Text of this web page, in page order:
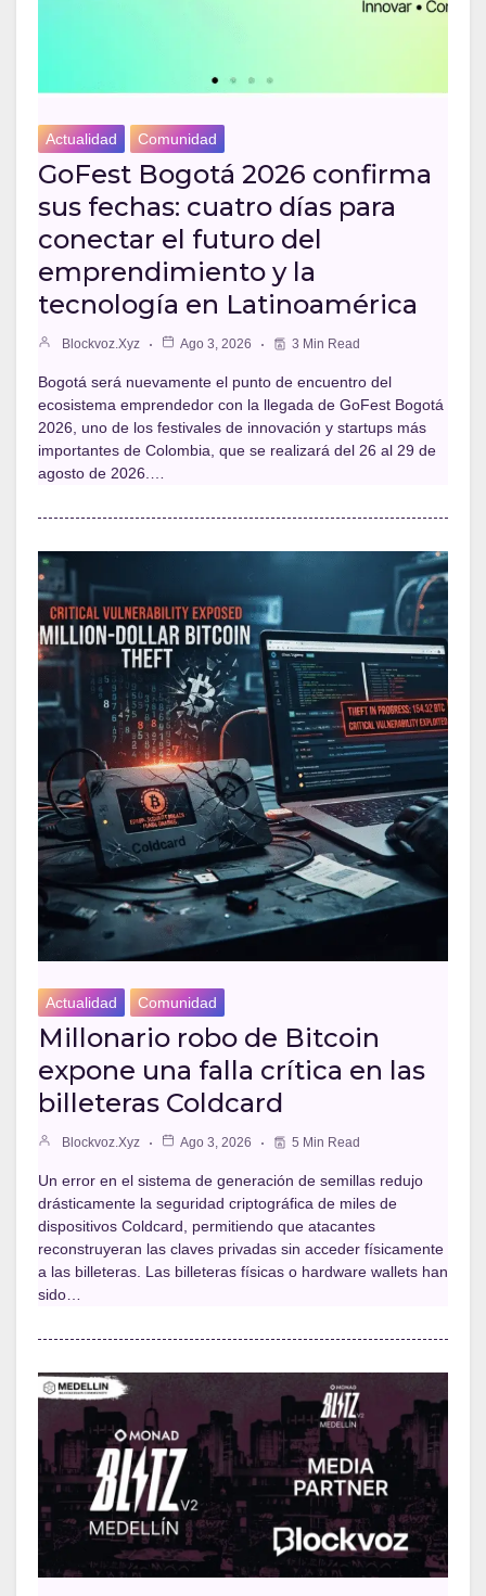
Actualidad Comunidad
GoFest Bogotá 2026 confirma
sus fechas: cuatro días para
conectar el futuro del
emprendimiento y la
tecnología en Latinoamérica
Blockvoz.xyz Ago 3, 2026 3 Min Read
Bogotá será nuevamente el punto de encuentro del
ecosistema emprendedor con la llegada de GoFest Bogotá
2026, uno de los festivales de innovación y startups más
importantes de Colombia, que se realizará del 26 al 29 de
agosto de 2026.…
Actualidad Comunidad
Millonario robo de Bitcoin
expone una falla crítica en las
billeteras Coldcard
Blockvoz.xyz Ago 3, 2026 5 Min Read
Un error en el sistema de generación de semillas redujo
drásticamente la seguridad criptográfica de miles de
dispositivos Coldcard, permitiendo que atacantes
reconstruyeran las claves privadas sin acceder físicamente
a las billeteras. Las billeteras físicas o hardware wallets han
sido…